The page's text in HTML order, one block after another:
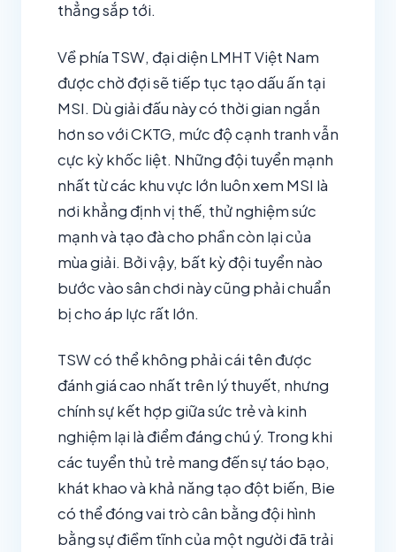
thẳng sắp tới.
Về phía TSW, đại diện LMHT Việt Nam
được chờ đợi sẽ tiếp tục tạo dấu ấn tại
MSI. Dù giải đấu này có thời gian ngắn
hơn so với CKTG, mức độ cạnh tranh vẫn
cực kỳ khốc liệt. Những đội tuyển mạnh
nhất từ các khu vực lớn luôn xem MSI là
nơi khẳng định vị thế, thử nghiệm sức
mạnh và tạo đà cho phần còn lại của
mùa giải. Bởi vậy, bất kỳ đội tuyển nào
bước vào sân chơi này cũng phải chuẩn
bị cho áp lực rất lớn.
TSW có thể không phải cái tên được
đánh giá cao nhất trên lý thuyết, nhưng
chính sự kết hợp giữa sức trẻ và kinh
nghiệm lại là điểm đáng chú ý. Trong khi
các tuyển thủ trẻ mang đến sự táo bạo,
khát khao và khả năng tạo đột biến, Bie
có thể đóng vai trò cân bằng đội hình
bằng sự điềm tĩnh của một người đã trải